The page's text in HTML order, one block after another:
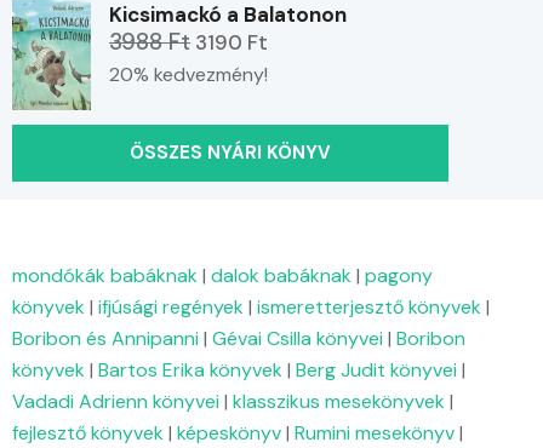
Kicsimackó a Balatonon
3988 Ft 3190 Ft
20% kedvezmény!
ÖSSZES NYÁRI KÖNYV
mondókák babáknak | dalok babáknak | pagony
könyvek | ifjúsági regények | ismeretterjesztő könyvek |
Boribon és Annipanni | Gévai Csilla könyvei | Boribon
könyvek | Bartos Erika könyvek | Berg Judit könyvei |
Vadadi Adrienn könyvei | klasszikus mesekönyvek |
fejlesztő könyvek | képeskönyv| Rumini mesekönyv|